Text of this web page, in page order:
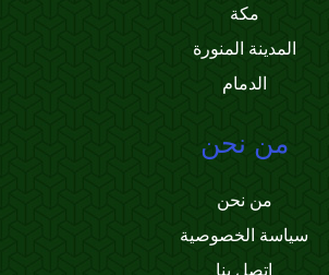
مكة
المدينة المنورة
الدمام
من نحن
من نحن
سياسة الخصوصية
اتصل بنا